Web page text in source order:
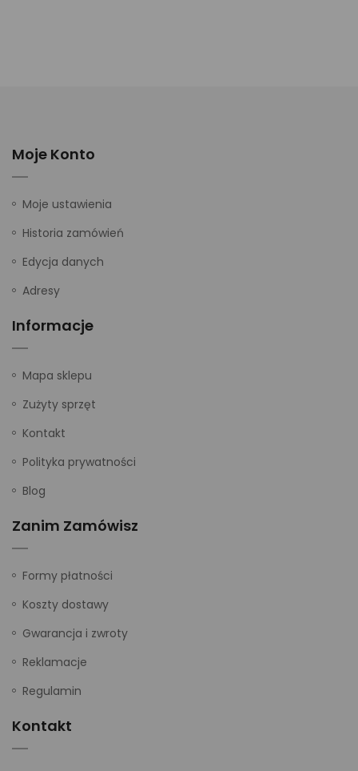
Moje Konto
Moje ustawienia
Historia zamówień
Edycja danych
Adresy
Informacje
Mapa sklepu
Zużyty sprzęt
Kontakt
Polityka prywatności
Blog
Zanim Zamówisz
Formy płatności
Koszty dostawy
Gwarancja i zwroty
Reklamacje
Regulamin
Kontakt